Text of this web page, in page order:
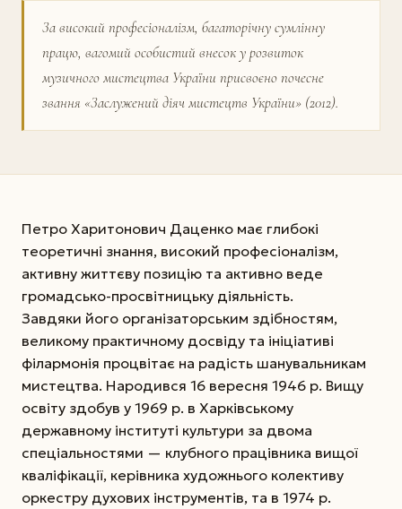
За високий професіоналізм, багаторічну сумлінну
працю, вагомий особистий внесок у розвиток
музичного мистецтва України присвоєно почесне
звання «Заслужений діяч мистецтв України» (2012).
Петро Харитонович Даценко має глибокі
теоретичні знання, високий професіоналізм,
активну життєву позицію та активно веде
громадсько-просвітницьку діяльність.
Завдяки його організаторським здібностям,
великому практичному досвіду та ініціативі
філармонія процвітає на радість шанувальникам
мистецтва. Народився 16 вересня 1946 р. Вищу
освіту здобув у 1969 р. в Харківському
державному інституті культури за двома
спеціальностями — клубного працівника вищої
кваліфікації, керівника художнього колективу
оркестру духових інструментів, та в 1974 р.